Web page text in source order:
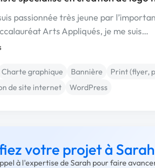
passionnée très jeune par
Arts Appliqués, je me suis…
Charte graphique Bannière Print (flyer,
de site internet
WordPress
votre projet à Sarah
à l'expertise de Sarah pour faire